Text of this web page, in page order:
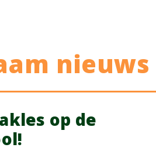
nieuws
op de